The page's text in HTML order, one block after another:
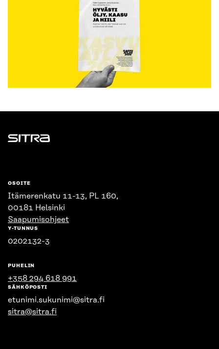
Sitra
OSOITE
Itämerenkatu 11-13, PL 160,
00181 Helsinki
Saapumisohjeet
Y-TUNNUS
0202132-3
PUHELIN
+358 294 618 991
SÄHKÖPOSTI
etunimi.sukunimi@sitra.fi
sitra@sitra.fi